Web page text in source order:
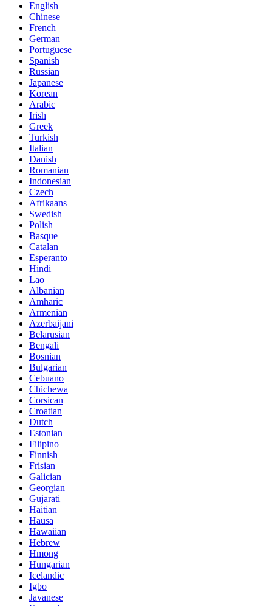
English
Chinese
French
German
Portuguese
Spanish
Russian
Japanese
Korean
Arabic
Irish
Greek
Turkish
Italian
Danish
Romanian
Indonesian
Czech
Afrikaans
Swedish
Polish
Basque
Catalan
Esperanto
Hindi
Lao
Albanian
Amharic
Armenian
Azerbaijani
Belarusian
Bengali
Bosnian
Bulgarian
Cebuano
Chichewa
Corsican
Croatian
Dutch
Estonian
Filipino
Finnish
Frisian
Galician
Georgian
Gujarati
Haitian
Hausa
Hawaiian
Hebrew
Hmong
Hungarian
Icelandic
Igbo
Javanese